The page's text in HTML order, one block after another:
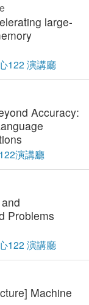
large-
122 演講廳
Accuracy:
演講廳
Problems
122 演講廳
Machine